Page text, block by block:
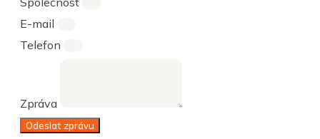
E-mail
Telefon
Zpráva
Odeslat zprávu